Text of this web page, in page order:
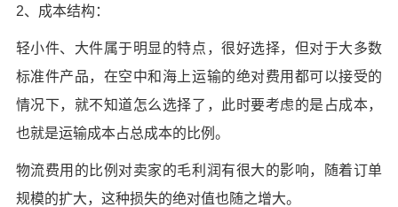
2、成本结构：
轻小件、大件属于明显的特点，很好选择，但对于大多数
标准件产品，在空中和海上运输的绝对费用都可以接受的
情况下，就不知道怎么选择了，此时要考虑的是占成本，
也就是运输成本占总成本的比例。
物流费用的比例对卖家的毛利润有很大的影响，随着订单
规模的扩大，这种损失的绝对值也随之增大。